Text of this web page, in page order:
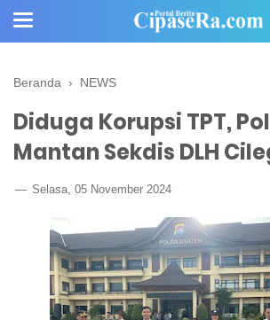
Beranda › NEWS
Diduga Korupsi TPT,
Mantan Sekdis DLH
Selasa, 05 November 2024